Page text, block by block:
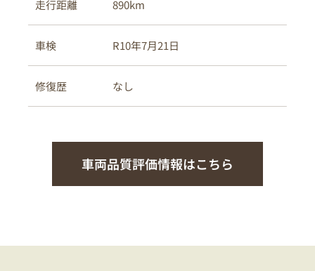
走行距離 890km
車検 R10年7月21日
修復歴 なし
車両品質評価情報はこちら